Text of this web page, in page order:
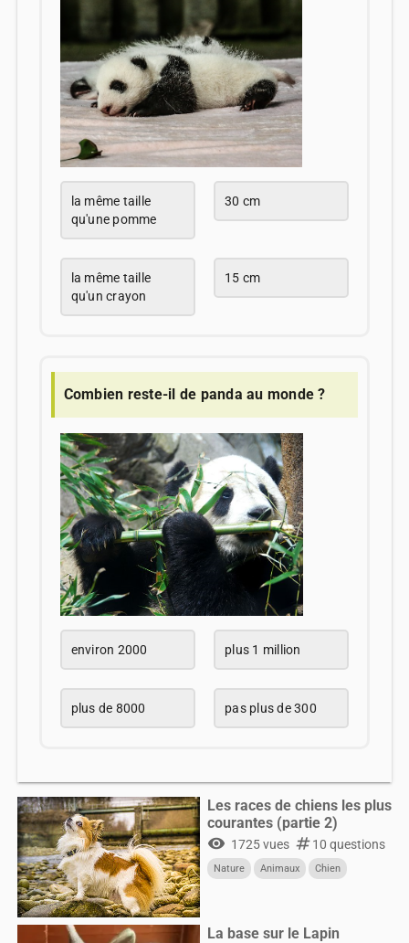
la même taille
qu'une pomme
30 cm
la même taille
qu'un crayon
15 cm
Combien reste-il de panda au monde ?
environ 2000 plus 1 million
plus de 8000 pas plus de 300
Les races de chiens les plus
courantes (partie 2)
visibility 1725 vues numbers10 questions
Nature Animaux Chien
La base sur le Lapin